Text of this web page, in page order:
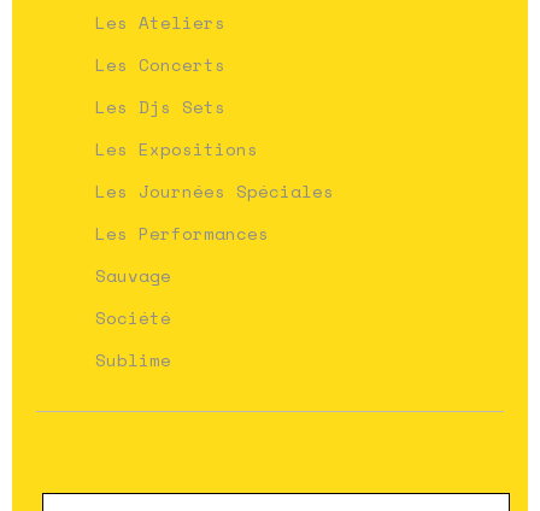
Les Ateliers
Les Concerts
Les Djs Sets
Les Expositions
Les Journées Spéciales
Les Performances
Sauvage
Société
Sublime